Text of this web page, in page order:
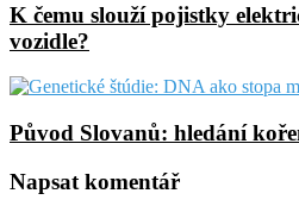
K čemu slouží pojistky
vozidle?
Původ Slovanů: hledání
Napsat komentář